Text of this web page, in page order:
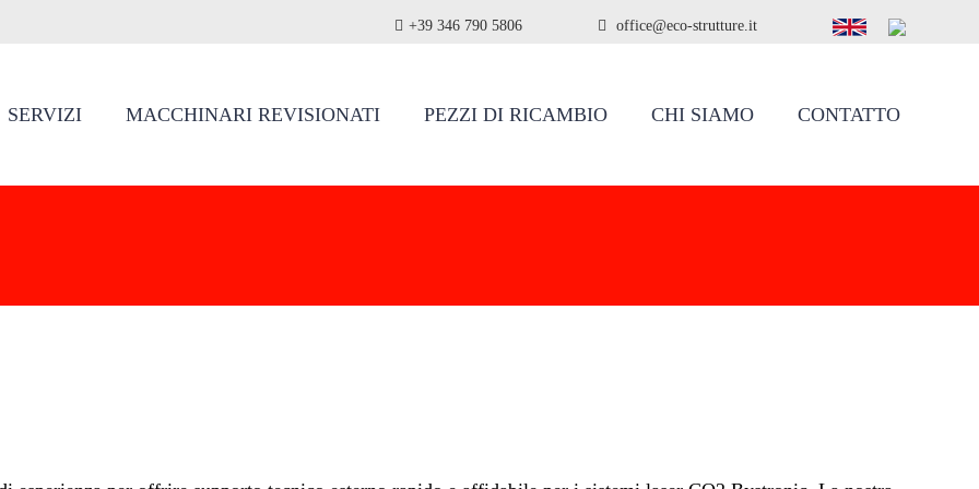
+39 346 790 5806 office@eco-strutture.it
SERVIZI MACCHINARI REVISIONATI PEZZI DI RICAMBIO CHI SIAMO CONTATTO